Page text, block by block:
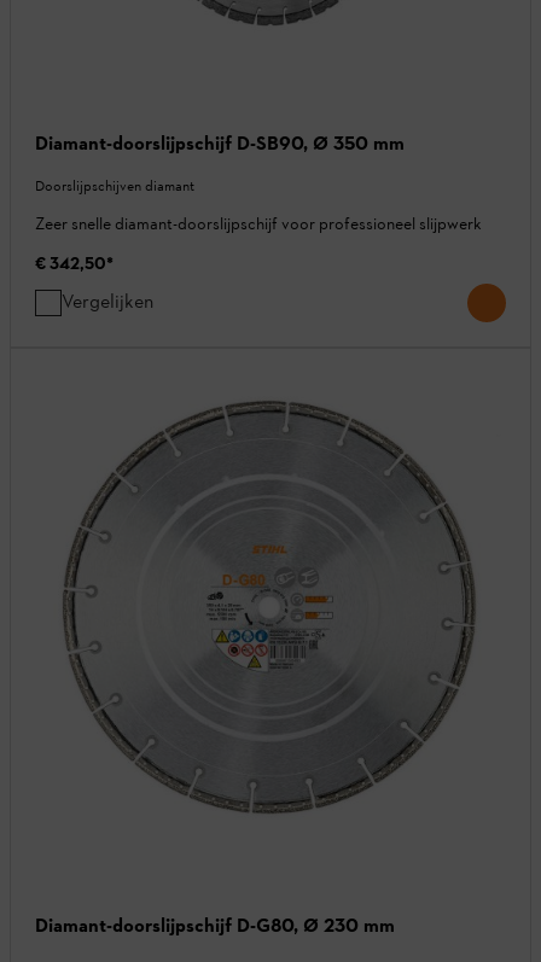
Diamant-doorslijpschijf D-SB90, Ø 350 mm
Doorslijpschijven diamant
Zeer snelle diamant-doorslijpschijf voor professioneel slijpwerk
€ 342,50*
Vergelijken
Diamant-doorslijpschijf D-G80, Ø 230 mm